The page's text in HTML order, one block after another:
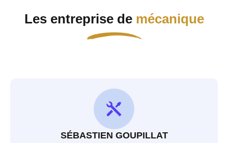
Les entreprise demécanique
SÉBASTIEN GOUPILLAT